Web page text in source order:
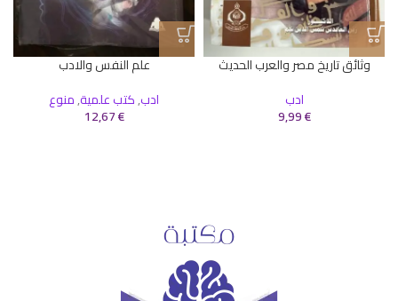
وثائق تاريخ مصر والعرب الحديث
ادب
9,99€
علم النفس والادب
ادب,كتب علمية,منوع
12,67€